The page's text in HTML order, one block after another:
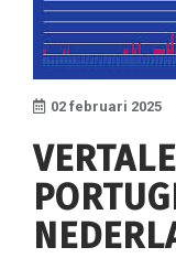
02 februari 2025